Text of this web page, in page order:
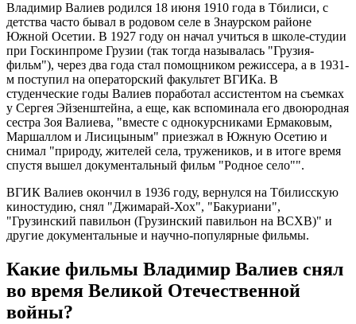
Владимир Валиев родился 18 июня 1910 года в Тбилиси, с
детства часто бывал в родовом селе в Знаурском районе
Южной Осетии. В 1927 году он начал учиться в школе-студии
при Госкинпроме Грузии (так тогда называлась "Грузия-
фильм"), через два года стал помощником режиссера, а в 1931-
м поступил на операторский факультет ВГИКа. В
студенческие годы Валиев поработал ассистентом на съемках
у Сергея Эйзенштейна, а еще, как вспоминала его двоюродная
сестра Зоя Валиева, "вместе с однокурсниками Ермаковым,
Маршаллом и Лисицыным" приезжал в Южную Осетию и
снимал "природу, жителей села, тружеников, и в итоге время
спустя вышел документальный фильм "Родное село"".
ВГИК Валиев окончил в 1936 году, вернулся на Тбилисскую
киностудию, снял "Джимарай-Хох", "Бакуриани",
"Грузинский павильон (Грузинский павильон на ВСХВ)" и
другие документальные и научно-популярные фильмы.
Какие фильмы Владимир Валиев снял
во время Великой Отечественной
войны?